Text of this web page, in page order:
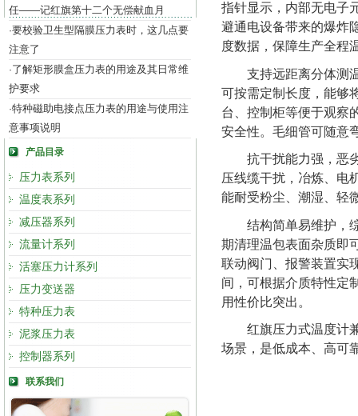
任——记红旗第十二个无偿献血月
·要校验卫生型隔膜压力表时，这几点要
注意了
·了解矩形膜盒压力表的用途及其日常维
护要求
·特种磁助电接点压力表的用途与使用注
意事项说明
产品目录
压力表系列
温度表系列
减压器系列
流量计系列
活塞压力计系列
压力变送器
特种压力表
泥浆压力表
控制器系列
联系我们
指针显示，内部无电子
避通电设备带来的爆炸
度数据，保障生产全程
支持远距离分体测
可按需定制长度，能够
台、控制柜等便于观察
安全性。毛细管可随意
抗干扰能力强，恶
压线缆干扰，冶炼、电
能耐受粉尘、潮湿、轻
结构简单易维护，
期清理温包表面杂质即
联动阀门、报警装置实
间，可根据介质特性定
用性价比突出。
红旗压力式温度计
场景，是低成本、高可